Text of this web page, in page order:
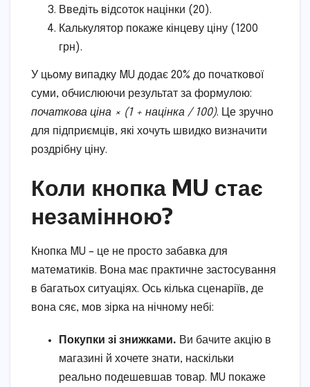
Введіть відсоток націнки (20).
Калькулятор покаже кінцеву ціну (1200
грн).
У цьому випадку MU додає 20% до початкової
суми, обчислюючи результат за формулою:
початкова ціна × (1 + націнка / 100). Це зручно
для підприємців, які хочуть швидко визначити
роздрібну ціну.
Коли кнопка MU стає
незамінною?
Кнопка MU – це не просто забавка для
математиків. Вона має практичне застосування
в багатьох ситуаціях. Ось кілька сценаріїв, де
вона сяє, мов зірка на нічному небі:
Покупки зі знижками. Ви бачите акцію в
магазині й хочете знати, наскільки
реально подешевшав товар. MU покаже